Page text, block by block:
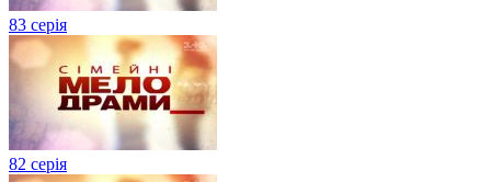
83 серія
82 серія